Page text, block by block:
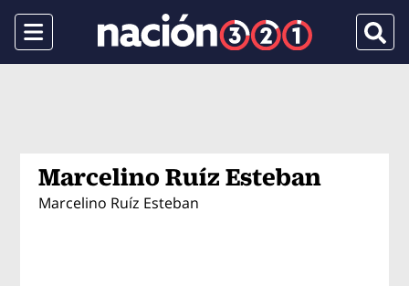
Menu
Marcelino Ruíz Esteban
Marcelino Ruíz Esteban